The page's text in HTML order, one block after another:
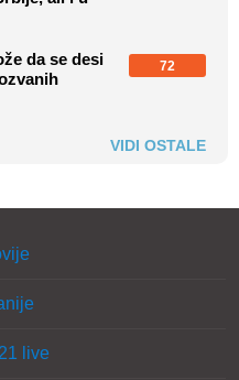
da se desi
72
VIDI OSTALE
live